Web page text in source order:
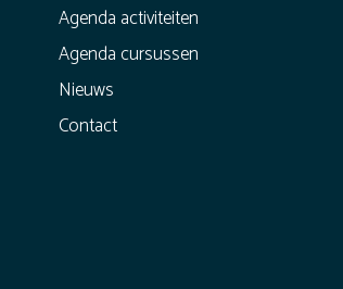
Agenda activiteiten
Agenda cursussen
Nieuws
Contact